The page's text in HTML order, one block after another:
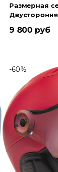
Размерная
9 800 руб
-60%